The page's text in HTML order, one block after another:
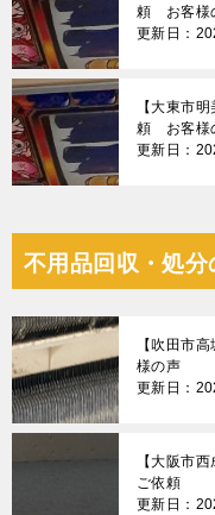
頼 お客様
更新日：
【大東市
頼 お客様
更新日：
不用品回収・処分
【吹田市
様の声
更新日：
【大阪市
ご依頼
更新日：